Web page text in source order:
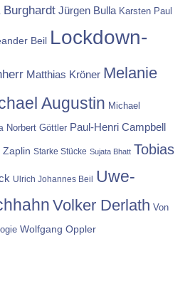
Burghardt Jürgen Bulla Karsten Paul
Beil Lockdown-
Matthias Kröner Melanie
Augustin Michael
Norbert Göttler Paul-Henri Campbell
Zaplin Starke Stücke Sujata Bhatt Tobias
Ulrich Johannes Beil Uwe-
Volker Derlath Von
Wolfgang Oppler